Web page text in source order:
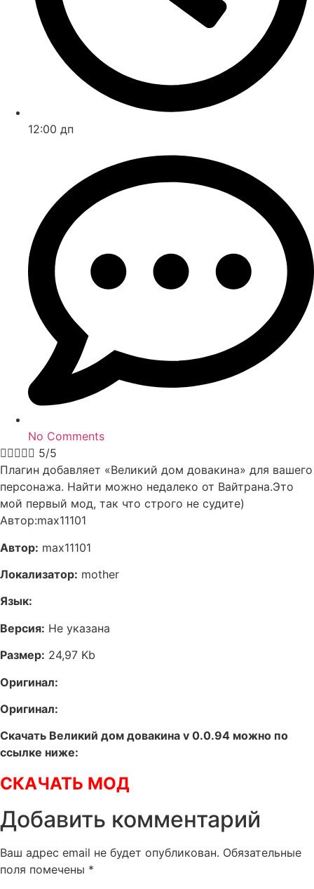
12:00 дп
No Comments
 5/5
Плагин добавляет «Великий дом довакина» для вашего
персонажа. Найти можно недалеко от Вайтрана.Это
мой первый мод, так что строго не судите)
Автор:max11101
Автор: max11101
Локализатор: mother
Язык:
Версия: Не указана
Размер: 24,97 Kb
Оригинал:
Оригинал:
Скачать Великий дом довакина v 0.0.94 можно по
ссылке ниже:
СКАЧАТЬ МОД
Добавить комментарий
Ваш адрес email не будет опубликован. Обязательные
поля помечены *